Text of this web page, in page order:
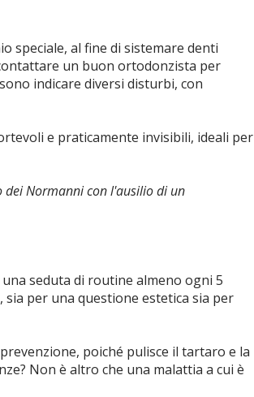
speciale, al fine di sistemare denti
un buon ortodonzista per
indicare diversi disturbi, con
e praticamente invisibili, ideali per
dei Normanni con l'ausilio di un
seduta di routine almeno ogni 5
per una questione estetica sia per
poiché pulisce il tartaro e la
Non è altro che una malattia a cui è